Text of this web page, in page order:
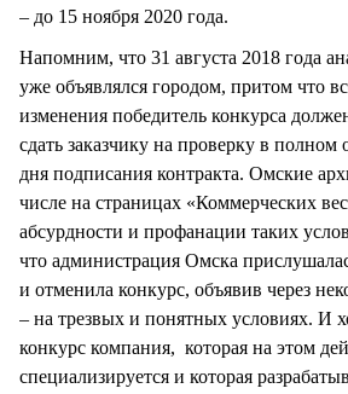
– до 15 ноября 2020 года.
Напомним, что 31 августа 2018 года
уже объявлялся городом, притом что
изменения победитель конкурса
сдать заказчику на проверку в полном
дня подписания контракта. Омские
числе на страницах «Коммерческих
абсурдности и профанации таких
что администрация Омска
и отменила конкурс, объявив через
– на трезвых и понятных условиях. И
конкурс компания, которая на этом
специализируется и которая